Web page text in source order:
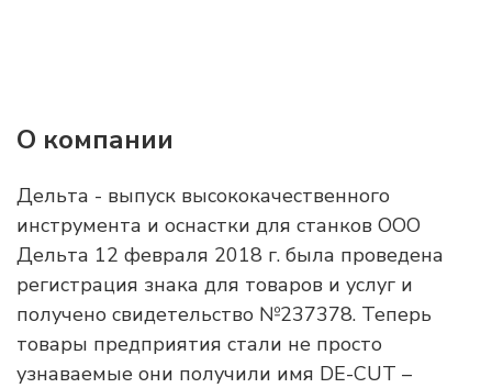
О компании
Дельта - выпуск высококачественного
инструмента и оснастки для станков ООО
Дельта 12 февраля 2018 г. была проведена
регистрация знака для товаров и услуг и
получено свидетельство №237378. Теперь
товары предприятия стали не просто
узнаваемые они получили имя DE-CUT –